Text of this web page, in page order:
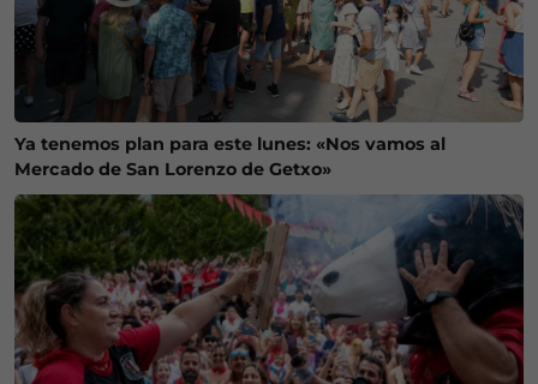
Ya tenemos plan para este lunes: «Nos vamos al
Mercado de San Lorenzo de Getxo»